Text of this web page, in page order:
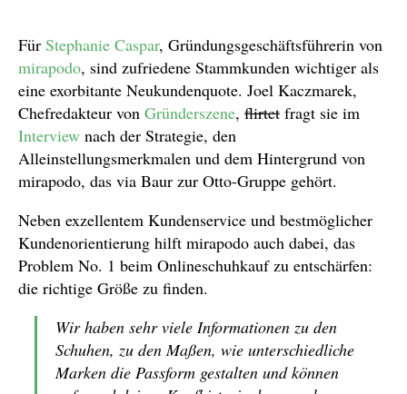
Für Stephanie Caspar, Gründungsgeschäftsführerin von
mirapodo, sind zufriedene Stammkunden wichtiger als
eine exorbitante Neukundenquote. Joel Kaczmarek,
Chefredakteur von Gründerszene, flirtet fragt sie im
Interview nach der Strategie, den
Alleinstellungsmerkmalen und dem Hintergrund von
mirapodo, das via Baur zur Otto-Gruppe gehört.
Neben exzellentem Kundenservice und bestmöglicher
Kundenorientierung hilft mirapodo auch dabei, das
Problem No. 1 beim Onlineschuhkauf zu entschärfen:
die richtige Größe zu finden.
Wir haben sehr viele Informationen zu den
Schuhen, zu den Maßen, wie unterschiedliche
Marken die Passform gestalten und können